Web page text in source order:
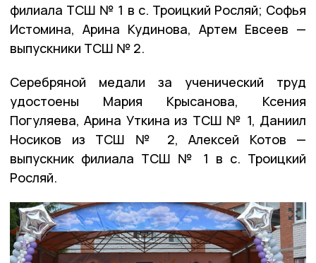
филиала ТСШ № 1 в с. Троицкий Росляй; Софья
Истомина, Арина Кудинова, Артем Евсеев —
выпускники ТСШ № 2.
Серебряной медали за ученический труд
удостоены Мария Крысанова, Ксения
Погуляева, Арина Уткина из ТСШ № 1, Даниил
Носиков из ТСШ № 2, Алексей Котов —
выпускник филиала ТСШ № 1 в с. Троицкий
Росляй.